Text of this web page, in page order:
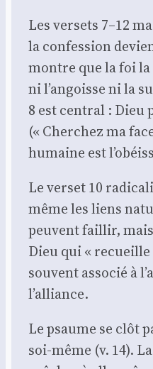
Les ver­sets 7–12
la confes­sion
montre que la foi la
ni l’angoisse ni la
8 est cen­tral : Dieu
(« Cher­chez ma
humaine est
Le ver­set 10
même les liens
peuvent faillir,
sou­vent asso­cié à
l’alliance.
Le psaume se clôt
soi-même (v. 14).